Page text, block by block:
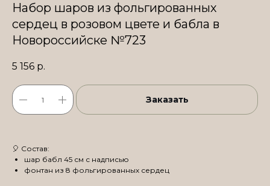
Набор шаров из фольгированных
сердец в розовом цвете и бабла в
Новороссийске №723
5 156 р.
Заказать
🎈 Состав:
шар бабл 45 см с надписью
фонтан из 8 фольгированных сердец